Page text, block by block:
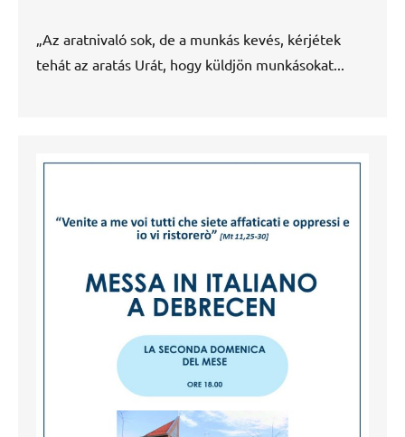
„Az aratnivaló sok, de a munkás kevés, kérjétek
tehát az aratás Urát, hogy küldjön munkásokat...